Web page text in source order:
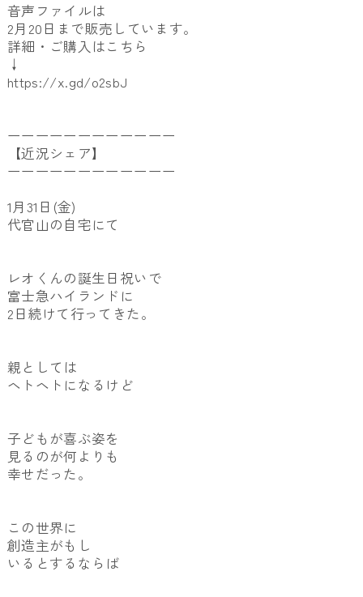
音声ファイルは
2月20日まで販売しています。
詳細・ご購入はこちら
↓
https://x.gd/o2sbJ
ーーーーーーーーーーーー
【近況シェア】
ーーーーーーーーーーーー
1月31日(金)
代官山の自宅にて
レオくんの誕生日祝いで
富士急ハイランドに
2日続けて行ってきた。
親としては
ヘトヘトになるけど
子どもが喜ぶ姿を
見るのが何よりも
幸せだった。
この世界に
創造主がもし
いるとするならば